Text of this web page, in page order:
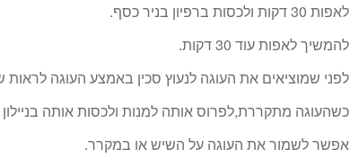
לאפות 30 דקות ולכסות ברפיון בניר כסף.
להמשיך לאפות עוד 30 דקות.
לפני שמוציאים את העוגה לנעוץ סכין באמצע העוגה לראות
כשהעוגה מתקררת,לפרוס אותה למנות ולכסות אותה
אפשר לשמור את העוגה על השיש או במקרר.